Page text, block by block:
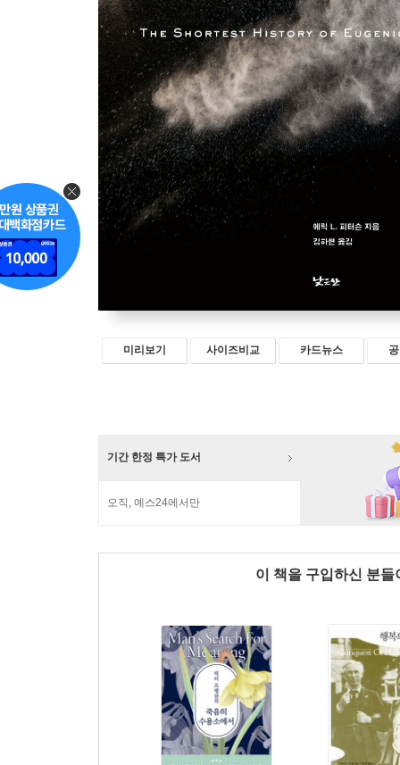
미리보기 사이즈비교 카드뉴스
기간 한정 특가 도서
오직, 예스24에서만
이 책을 구입하신 분